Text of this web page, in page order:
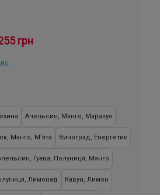
грн
Апельсин, Манго, Маракуя
Манго, М'ята Виноград, Енергетик
Гуава, Полуниця, Манго
Лимонад Кавун, Лимон